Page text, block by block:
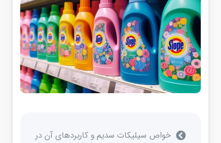
خواص سیلیکات سدیم و کاربردهای آن در